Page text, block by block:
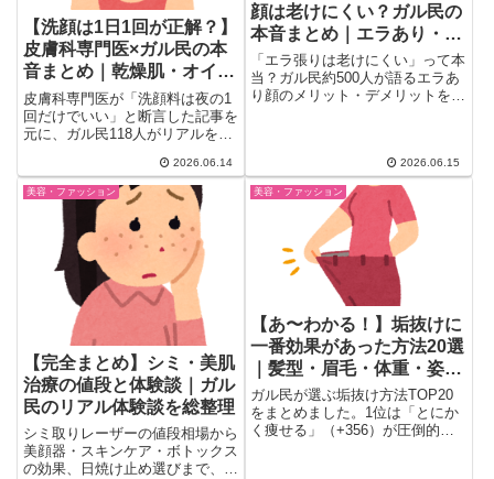
【洗顔は1日1回が正解？】
皮膚科専門医×ガル民の本
音まとめ｜乾燥肌・オイリ
ー肌別の洗顔回数
皮膚科専門医が「洗顔料は夜の1
回だけでいい」と断言した記事を
元に、ガル民118人がリアルを語
肌・混合肌別の最適な洗顔回数
と、「朝は水だけ」派の体験談・
40代以降の変化・化粧品会社vs
皮膚科医論争まで一気にまとめ。
2026.06.14
顔は老けにくい？ガル民の
本音まとめ｜エラあり・な
し比較＆芸能人の変化
「エラ張りは老けにくい」って本
当？ガル民約500人が語るエラあ
り顔のメリット・デメリットを徹
多江など芸能人の変化も話題。
30代〜アラフィフのリアルな体
験談。
2026.06.15
美容・ファッション
【完全まとめ】シミ・美肌
治療の値段と体験談｜ガル
民のリアル体験談を総整理
シミ取りレーザーの値段相場から
美顔器・スキンケア・ボトックス
の効果、日焼け止め選びまで、当
美容・ファッション
【あ〜わかる！】垢抜けに
一番効果があった方法20選
｜髪型・眉毛・体重・姿勢
の結論
ガル民が選ぶ垢抜け方法TOP20
をまとめました。1位は「とにか
く痩せる」（+356）が圧倒的。